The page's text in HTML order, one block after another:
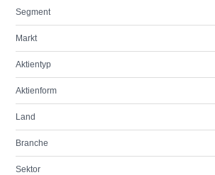
Segment
Markt
Aktientyp
Aktienform
Land
Branche
Sektor